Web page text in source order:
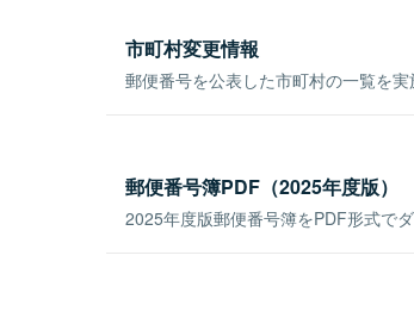
市町村変更情報
郵便番号を公表した市町村の一覧を実
郵便番号簿PDF（2025年度版）
2025年度版郵便番号簿をPDF形式で